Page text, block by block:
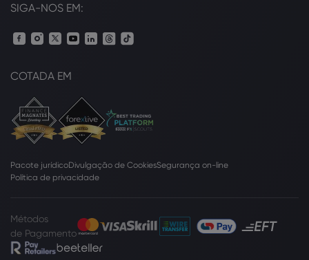
SIGA-NOS EM:
COTADA EM
Pacote jurídicoDivulgação de CookiesSegurança on-line
Política de privacidade
Métodos
de Pagamento